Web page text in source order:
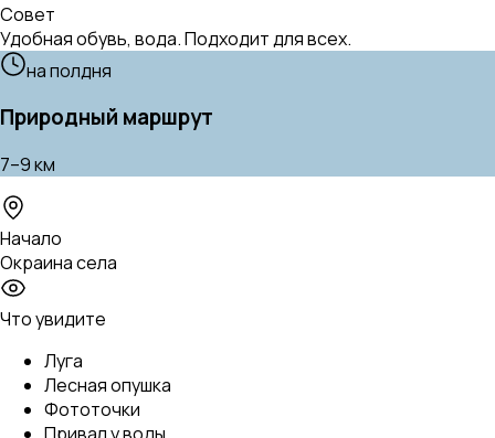
Совет
Удобная обувь, вода. Подходит для всех.
на полдня
Природный маршрут
7–9 км
Начало
Окраина села
Что увидите
Луга
Лесная опушка
Фототочки